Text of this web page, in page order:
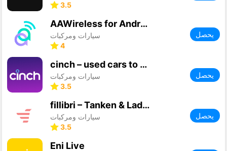
3.5
AAWireless for Android Auto™
سيارات ومركبات
4
يحصل
cinch – used cars to buy
سيارات ومركبات
3.5
يحصل
fillibri – Tanken & Laden
سيارات ومركبات
3.5
يحصل
Eni Live